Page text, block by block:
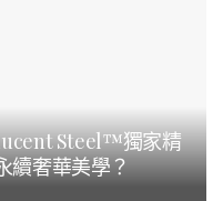
Steel™獨家精
續奢華美學？